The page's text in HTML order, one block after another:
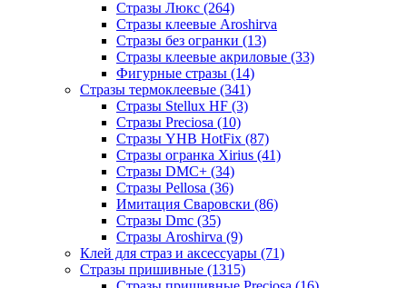
Стразы Люкс (264)
Стразы клеевые Aroshirva
Стразы без огранки (13)
Стразы клеевые акриловые (33)
Фигурные стразы (14)
Стразы термоклеевые (341)
Стразы Stellux HF (3)
Стразы Preciosa (10)
Стразы YHB HotFix (87)
Стразы огранка Xirius (41)
Стразы DMC+ (34)
Стразы Pellosa (36)
Имитация Сваровски (86)
Стразы Dmc (35)
Стразы Aroshirva (9)
Клей для страз и аксессуары (71)
Стразы пришивные (1315)